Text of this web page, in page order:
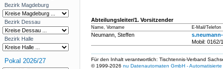
Bezirk Magdeburg
Bezirk Dessau
Bezirk Halle
Pokal 2026/27
Abteilungsleiter/1. Vorsitzender
Name, Vorname E-Mail/Telefon
Neumann, Steffen
Mobil: 0162/
Für den Inhalt verantwortlich: Tischtennis-Verband
© 1999-2026 nu Datenautomaten GmbH -